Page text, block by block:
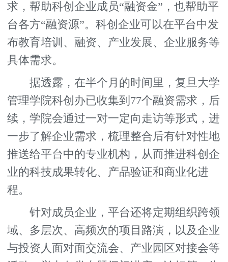
求，帮助科创企业成员“融资金”，也帮助平
台各方“融资源”。科创企业可以在平台中发
布教育培训、融资、产业发展、企业服务等
具体需求。
据透露，在半个月的时间里，复旦大学
管理学院科创办已收集到77个融资需求，后
续，学院会通过一对一定向走访等形式，进
一步了解企业需求，梳理整合后有针对性地
推送给平台中的专业机构，从而推进科创企
业的科技成果转化、产品验证和商业化进
程。
针对成员企业，平台还将定期组织跨领
域、多层次、高频次的项目路演，以及企业
与投资人面对面交流会、产业园区对接会等